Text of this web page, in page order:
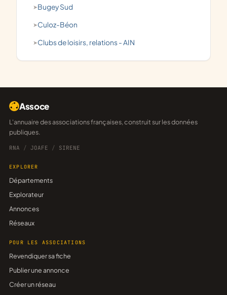
Bugey Sud
Culoz-Béon
clubs de loisirs, relations - AIN
Assoce
L'annuaire des associations françaises, construit sur les données
publiques.
RNA / JOAFE / SIRENE
EXPLORER
Départements
Explorateur
Annonces
Réseaux
POUR LES ASSOCIATIONS
Revendiquer sa fiche
Publier une annonce
Créer un réseau